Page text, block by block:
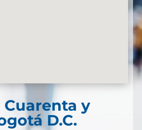
Cuarenta y
D.C.